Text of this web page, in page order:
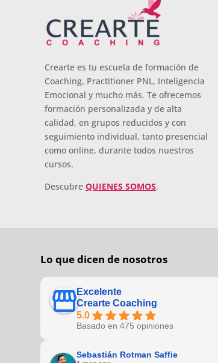
Crearte es tu escuela de formación de
Coaching, Practitioner PNL, Inteligencia
Emocional y mucho más. Te ofrecemos
formación personalizada y de alta
calidad, en grupos reducidos y con
seguimiento individual, tanto presencial
como online, durante todos nuestros
cursos.
Descubre QUIENES SOMOS.
Lo que dicen de nosotros
Excelente
Crearte Coaching
5.0
Basado en 475 opiniones
Sebastián Rotman Saffie